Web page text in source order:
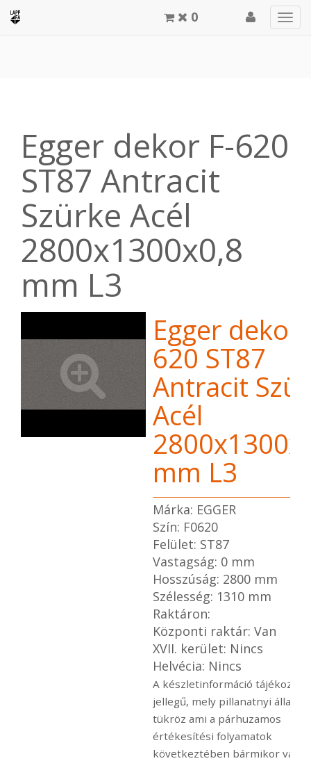
0
Egger dekor F-620
ST87 Antracit
Szürke Acél
2800x1300x0,8
mm L3
Egger dekor
620 ST87
Antracit
Acél
mm L3
Márka: EGGER
Szín: F0620
Felület: ST87
Vastagság: 0 mm
Hosszúság: 2800 mm
Szélesség: 1310 mm
Raktáron:
Központi raktár: Van
XVII. kerület: Nincs
Helvécia: Nincs
A készletinformáció
jellegű, mely pillanatnyi
tükröz ami a párhuzamos
értékesítési folyamatok
következtében bármikor